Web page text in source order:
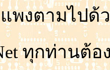
แพงตามไปด้
ทุกท่านต้อ